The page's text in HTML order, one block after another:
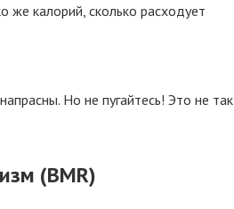
же калорий, сколько расходует
Но не пугайтесь! Это не так
(BMR)